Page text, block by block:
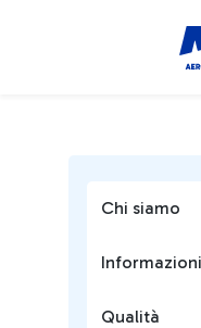
Chi siamo
Qualità